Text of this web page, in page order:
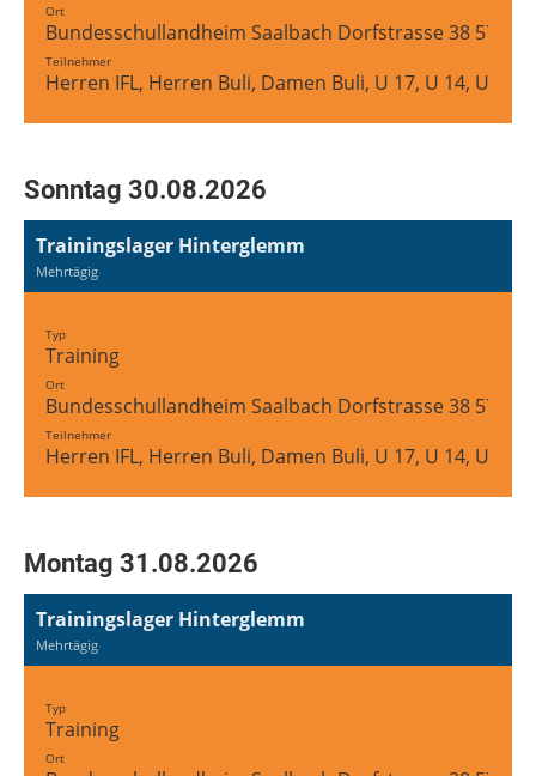
Ort
Bundesschullandheim Saalbach Dorfstrasse 38 5754
Teilnehmer
Herren IFL, Herren Buli, Damen Buli, U 17, U 14, U 12
Sonntag 30.08.2026
Trainingslager Hinterglemm
Mehrtägig
Typ
Training
Ort
Bundesschullandheim Saalbach Dorfstrasse 38 5754
Teilnehmer
Herren IFL, Herren Buli, Damen Buli, U 17, U 14, U 12
Montag 31.08.2026
Trainingslager Hinterglemm
Mehrtägig
Typ
Training
Ort